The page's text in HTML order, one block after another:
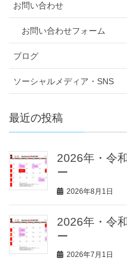
お問い合わせ
お問い合わせフォーム
ブログ
ソーシャルメディア・SNS
最近の投稿
2026年・令
ー
2026年8月1日
2026年・令
ー
2026年7月1日